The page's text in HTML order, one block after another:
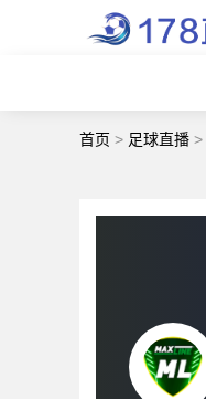
首页 > 足球直播 >